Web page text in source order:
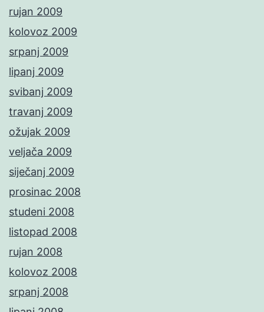
rujan 2009
kolovoz 2009
srpanj 2009
lipanj 2009
svibanj 2009
travanj 2009
ožujak 2009
veljača 2009
siječanj 2009
prosinac 2008
studeni 2008
listopad 2008
rujan 2008
kolovoz 2008
srpanj 2008